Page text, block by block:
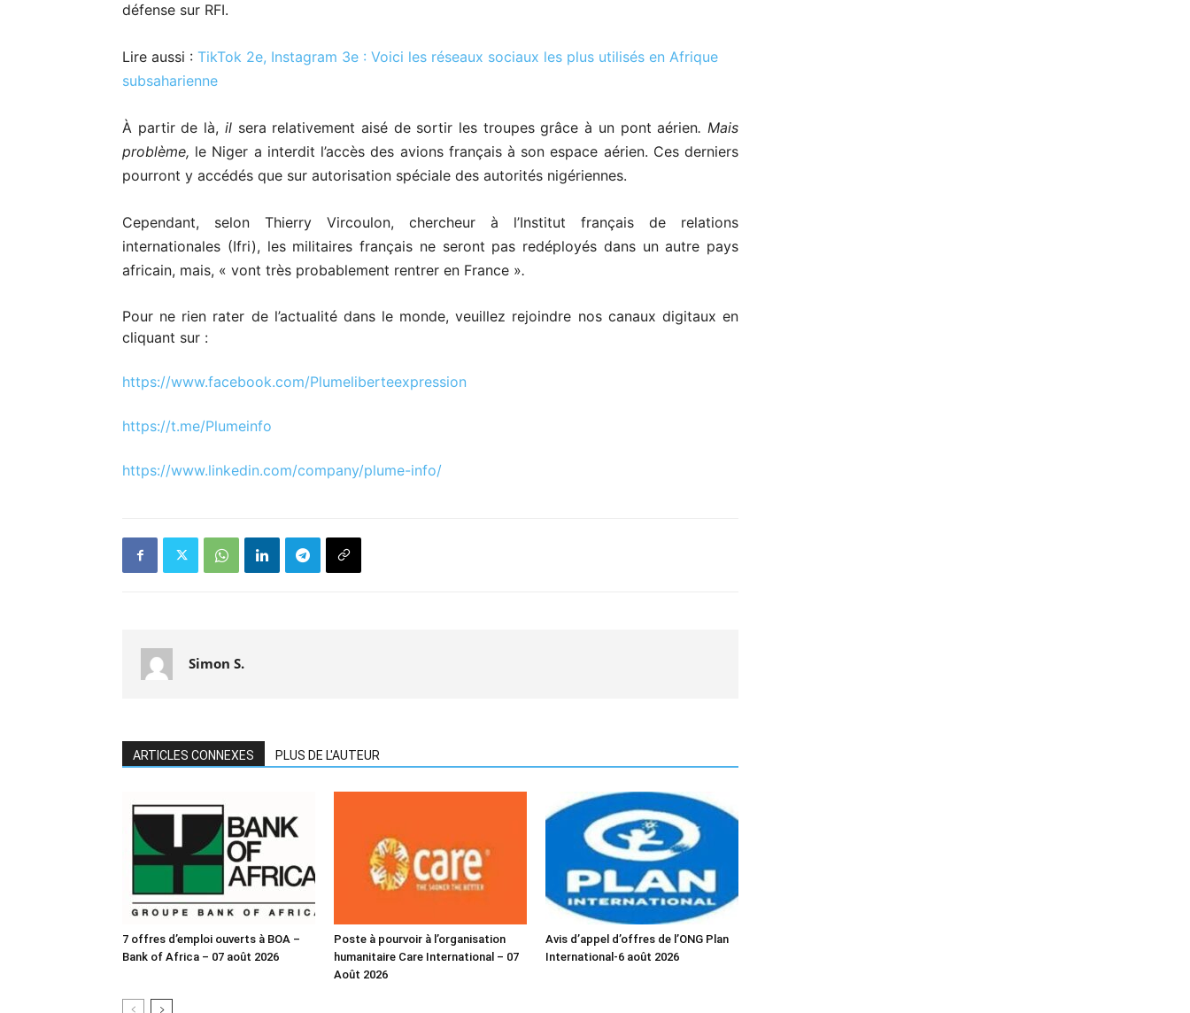
défense sur RFI.
Lire aussi : TikTok 2e, Instagram 3e : Voici les réseaux sociaux les plus utilisés en Afrique
subsaharienne
À partir de là, il sera relativement aisé de sortir les troupes grâce à un pont aérien. Mais
problème, le Niger a interdit l’accès des avions français à son espace aérien. Ces derniers
pourront y accédés que sur autorisation spéciale des autorités nigériennes.
Cependant, selon Thierry Vircoulon, chercheur à l’Institut français de relations
internationales (Ifri), les militaires français ne seront pas redéployés dans un autre pays
africain, mais, « vont très probablement rentrer en France ».
Pour ne rien rater de l’actualité dans le monde, veuillez rejoindre nos canaux digitaux en
cliquant sur :
https://www.facebook.com/Plumeliberteexpression
https://t.me/Plumeinfo
https://www.linkedin.com/company/plume-info/
Simon S.
ARTICLES CONNEXES PLUS DE L'AUTEUR
7 offres d’emploi ouverts à BOA –
Bank of Africa – 07 août 2026
Poste à pourvoir à l’organisation
humanitaire Care International – 07
Août 2026
Avis d’appel d’offres de l’ONG Plan
International-6 août 2026